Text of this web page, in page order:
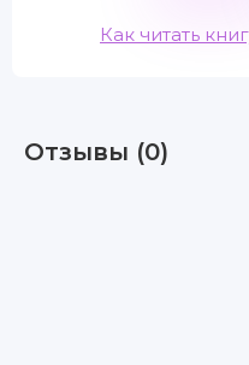
Как читать
Отзывы (0)